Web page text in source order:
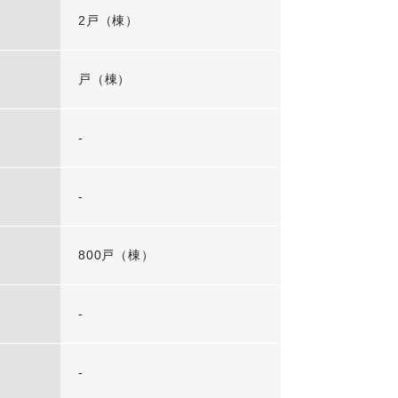
2戸（棟）
戸（棟）
-
-
800戸（棟）
-
-